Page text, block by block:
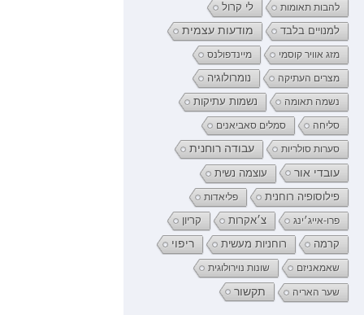
להבות תאומות לי קרול
למנויים בלבד מודעות עצמית
מזג אוויר קוסמי מיינדפולנס
מצרים העתיקה נומרולוגיה
נשמה תאומה נשמות עתיקות
סליחה סמלים סאביאנים
סערות סולריות עבודה רוחנית
עובדי אור
עוצמה נשית
פילוסופיה רוחנית
פליאדות
פרו-אייג׳ינג צ׳אקרות קריון
קרמה רוחניות מעשית ריפוי
שאמאניזם שונות נוירולוגית
שער האריה תקשור